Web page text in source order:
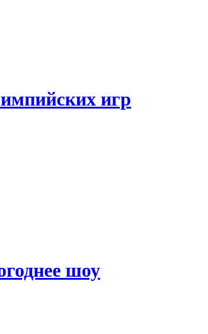
игр
шоу